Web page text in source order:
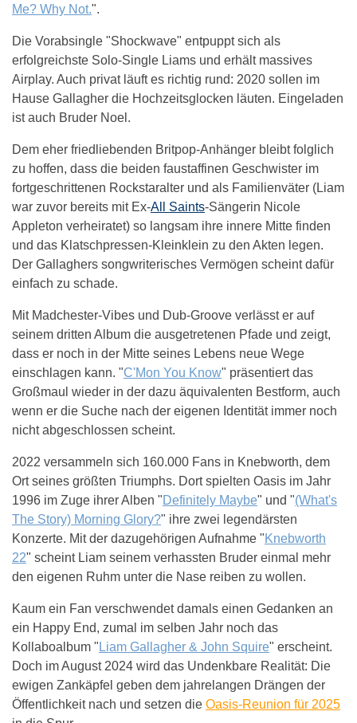
Me? Why Not.".
Die Vorabsingle "Shockwave" entpuppt sich als
erfolgreichste Solo-Single Liams und erhält massives
Airplay. Auch privat läuft es richtig rund: 2020 sollen im
Hause Gallagher die Hochzeitsglocken läuten. Eingeladen
ist auch Bruder Noel.
Dem eher friedliebenden Britpop-Anhänger bleibt folglich
zu hoffen, dass die beiden faustaffinen Geschwister im
fortgeschrittenen Rockstaralter und als Familienväter (Liam
war zuvor bereits mit Ex-All Saints-Sängerin Nicole
Appleton verheiratet) so langsam ihre innere Mitte finden
und das Klatschpressen-Kleinklein zu den Akten legen.
Der Gallaghers songwriterisches Vermögen scheint dafür
einfach zu schade.
Mit Madchester-Vibes und Dub-Groove verlässt er auf
seinem dritten Album die ausgetretenen Pfade und zeigt,
dass er noch in der Mitte seines Lebens neue Wege
einschlagen kann. "C'Mon You Know" präsentiert das
Großmaul wieder in der dazu äquivalenten Bestform, auch
wenn er die Suche nach der eigenen Identität immer noch
nicht abgeschlossen scheint.
2022 versammeln sich 160.000 Fans in Knebworth, dem
Ort seines größten Triumphs. Dort spielten Oasis im Jahr
1996 im Zuge ihrer Alben "Definitely Maybe" und "(What's
The Story) Morning Glory?" ihre zwei legendärsten
Konzerte. Mit der dazugehörigen Aufnahme "Knebworth
22" scheint Liam seinem verhassten Bruder einmal mehr
den eigenen Ruhm unter die Nase reiben zu wollen.
Kaum ein Fan verschwendet damals einen Gedanken an
ein Happy End, zumal im selben Jahr noch das
Kollaboalbum " Liam Gallagher & John Squire" erscheint.
Doch im August 2024 wird das Undenkbare Realität: Die
ewigen Zankäpfel geben dem jahrelangen Drängen der
Öffentlichkeit nach und setzen die Oasis-Reunion für 2025